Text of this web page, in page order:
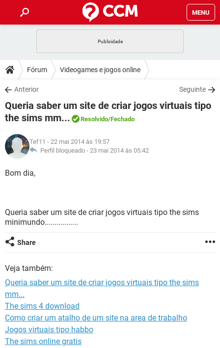
MENU
CELULAR FACEBOOK
OUTLOOK
INSTAGRAM GMAIL
GUIA DE COMPRAS
DICAS
JOGOS WHATSAPP
OUTLOOK
GUIA DE COMPRAS
DOWNLOADS
JOGOS WHATSAPP
CELULAR FACEBOOK
OUTLOOK
INSTAGRAM
GUIA DE COMPRAS
FÓRUM
CELULAR FACEBOOK
GLOSSÁRIO
JOGOS
CELULAR
GUIA DE COMPRAS
Fórum Videogames e jogos online
Anterior Seguinte
Queria saber um site de criar jogos virtuais tipo
the sims mm...
Resolvido/Fechado
Tef11 - 22 mai 2014 às 19:57
Perfil bloqueado - 23 mai 2014 às 05:42
Bom dia,
Queria saber um site de criar jogos virtuais tipo the sims
minimundo.................
Share
Veja também:
Queria saber um site de criar jogos virtuais tipo the sims
mm...
The sims 4 download
Como criar um atalho de um site na area de trabalho
Jogos virtuais tipo habbo
The sims online gratis